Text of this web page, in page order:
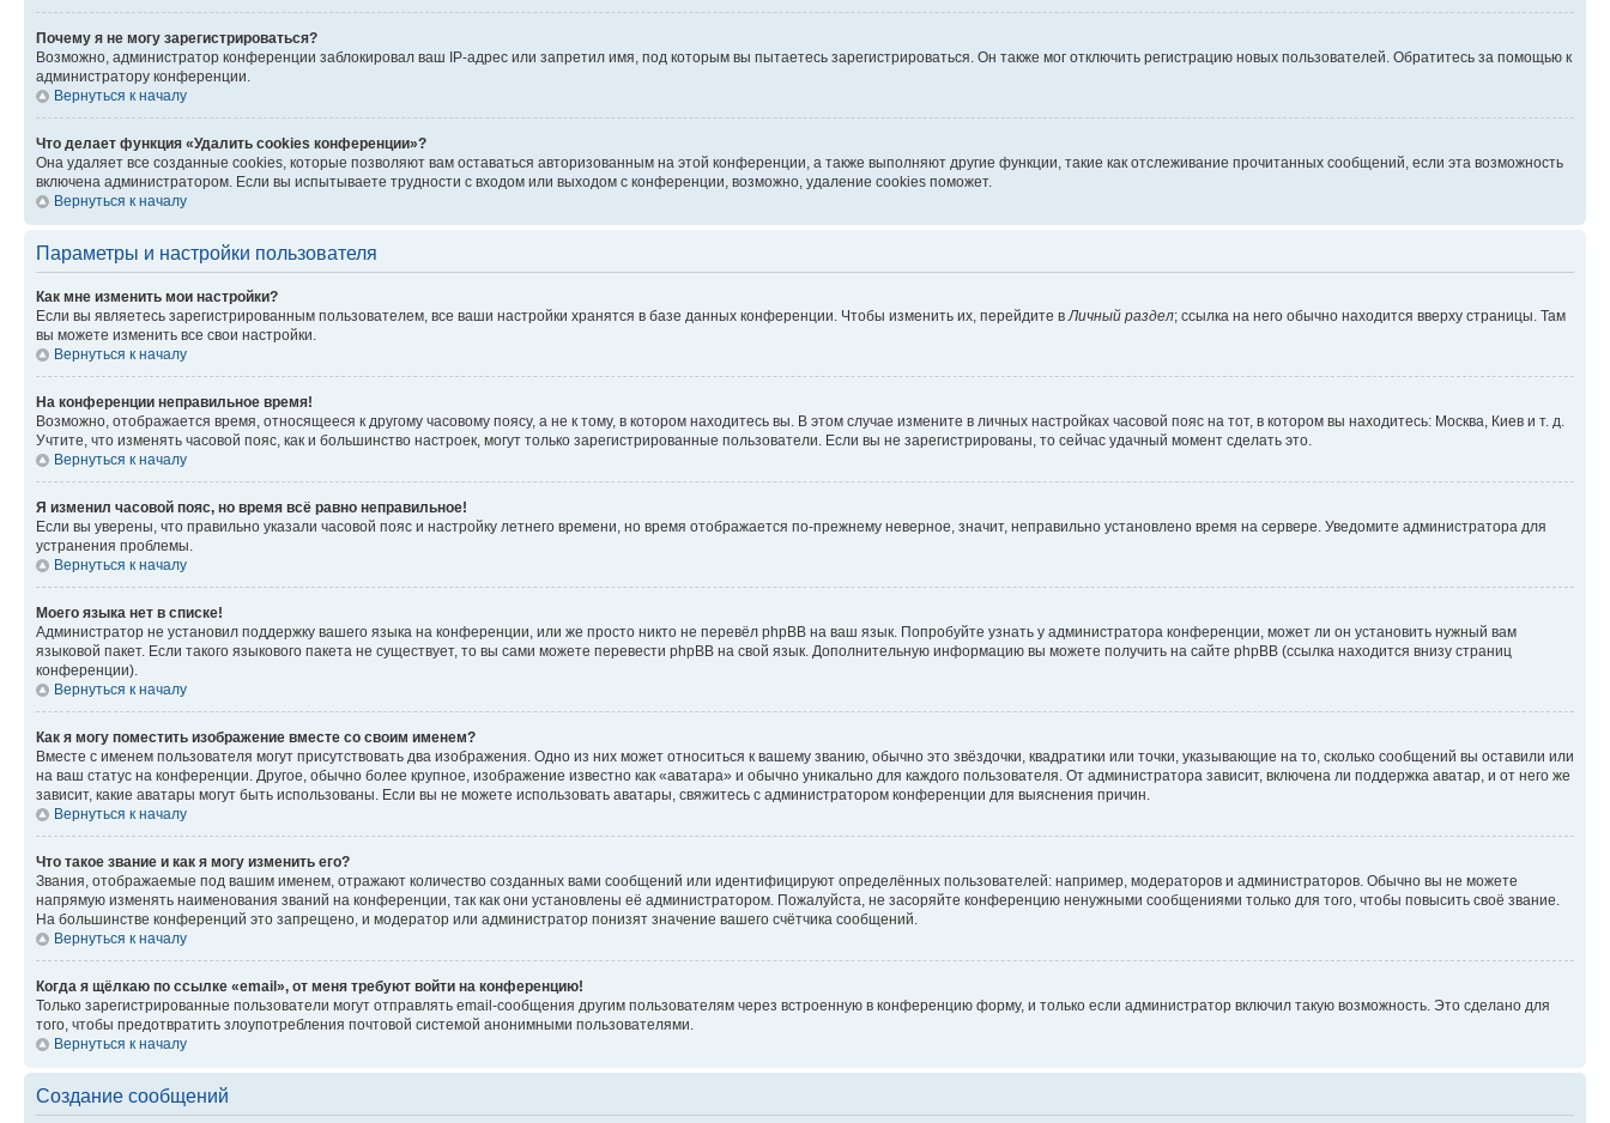
Почему я не могу зарегистрироваться?
Возможно, администратор конференции заблокировал ваш IP-адрес или запретил имя, под которым вы пытаетесь зарегистрироваться. Он также мог отключить регистрацию новых пользователей. Обратитесь за помощью к
администратору конференции.
Вернуться к началу
Что делает функция «Удалить cookies конференции»?
Она удаляет все созданные cookies, которые позволяют вам оставаться авторизованным на этой конференции, а также выполняют другие функции, такие как отслеживание прочитанных сообщений, если эта возможность
включена администратором. Если вы испытываете трудности с входом или выходом с конференции, возможно, удаление cookies поможет.
Вернуться к началу
Параметры и настройки пользователя
Как мне изменить мои настройки?
Если вы являетесь зарегистрированным пользователем, все ваши настройки хранятся в базе данных конференции. Чтобы изменить их, перейдите в Личный раздел; ссылка на него обычно находится вверху страницы. Там
вы можете изменить все свои настройки.
Вернуться к началу
На конференции неправильное время!
Возможно, отображается время, относящееся к другому часовому поясу, а не к тому, в котором находитесь вы. В этом случае измените в личных настройках часовой пояс на тот, в котором вы находитесь: Москва, Киев и т. д.
Учтите, что изменять часовой пояс, как и большинство настроек, могут только зарегистрированные пользователи. Если вы не зарегистрированы, то сейчас удачный момент сделать это.
Вернуться к началу
Я изменил часовой пояс, но время всё равно неправильное!
Если вы уверены, что правильно указали часовой пояс и настройку летнего времени, но время отображается по-прежнему неверное, значит, неправильно установлено время на сервере. Уведомите администратора для
устранения проблемы.
Вернуться к началу
Моего языка нет в списке!
Администратор не установил поддержку вашего языка на конференции, или же просто никто не перевёл phpBB на ваш язык. Попробуйте узнать у администратора конференции, может ли он установить нужный вам
языковой пакет. Если такого языкового пакета не существует, то вы сами можете перевести phpBB на свой язык. Дополнительную информацию вы можете получить на сайте phpBB (ссылка находится внизу страниц
конференции).
Вернуться к началу
Как я могу поместить изображение вместе со своим именем?
Вместе с именем пользователя могут присутствовать два изображения. Одно из них может относиться к вашему званию, обычно это звёздочки, квадратики или точки, указывающие на то, сколько сообщений вы оставили или
на ваш статус на конференции. Другое, обычно более крупное, изображение известно как «аватара» и обычно уникально для каждого пользователя. От администратора зависит, включена ли поддержка аватар, и от него же
зависит, какие аватары могут быть использованы. Если вы не можете использовать аватары, свяжитесь с администратором конференции для выяснения причин.
Вернуться к началу
Что такое звание и как я могу изменить его?
Звания, отображаемые под вашим именем, отражают количество созданных вами сообщений или идентифицируют определённых пользователей: например, модераторов и администраторов. Обычно вы не можете
напрямую изменять наименования званий на конференции, так как они установлены её администратором. Пожалуйста, не засоряйте конференцию ненужными сообщениями только для того, чтобы повысить своё звание.
На большинстве конференций это запрещено, и модератор или администратор понизят значение вашего счётчика сообщений.
Вернуться к началу
Когда я щёлкаю по ссылке «email», от меня требуют войти на конференцию!
Только зарегистрированные пользователи могут отправлять email-сообщения другим пользователям через встроенную в конференцию форму, и только если администратор включил такую возможность. Это сделано для
того, чтобы предотвратить злоупотребления почтовой системой анонимными пользователями.
Вернуться к началу
Создание сообщений